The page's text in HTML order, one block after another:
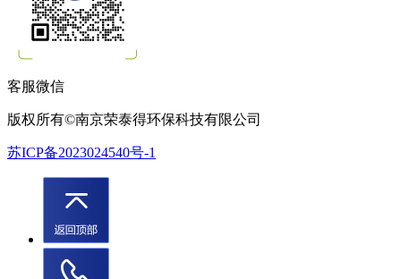
客服微信
版权所有©南京荣泰得环保科技有限公司
苏ICP备2023024540号-1